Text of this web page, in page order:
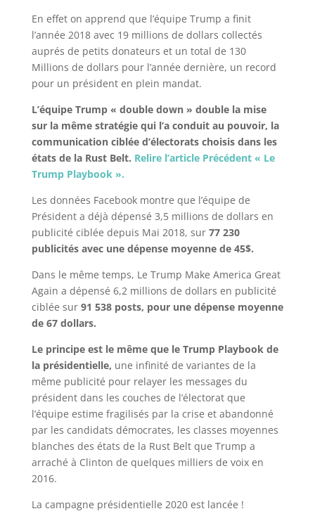
En effet on apprend que l’équipe Trump a finit
l’année 2018 avec 19 millions de dollars collectés
auprés de petits donateurs et un total de 130
Millions de dollars pour l’année dernière, un record
pour un président en plein mandat.
L’équipe Trump « double down » double la mise
sur la même stratégie qui l’a conduit au pouvoir, la
communication ciblée d’électorats choisis dans les
états de la Rust Belt. Relire l’article Précédent « Le
Trump Playbook ».
Les données Facebook montre que l’équipe de
Président a déjà dépensé 3,5 millions de dollars en
publicité ciblée depuis Mai 2018, sur 77 230
publicités avec une dépense moyenne de 45$.
Dans le même temps, Le Trump Make America Great
Again a dépensé 6,2 millions de dollars en publicité
ciblée sur 91 538 posts, pour une dépense moyenne
de 67 dollars.
Le principe est le même que le Trump Playbook de
la présidentielle, une infinité de variantes de la
même publicité pour relayer les messages du
président dans les couches de l’électorat que
l’équipe estime fragilisés par la crise et abandonné
par les candidats démocrates, les classes moyennes
blanches des états de la Rust Belt que Trump a
arraché à Clinton de quelques milliers de voix en
2016.
La campagne présidentielle 2020 est lancée !